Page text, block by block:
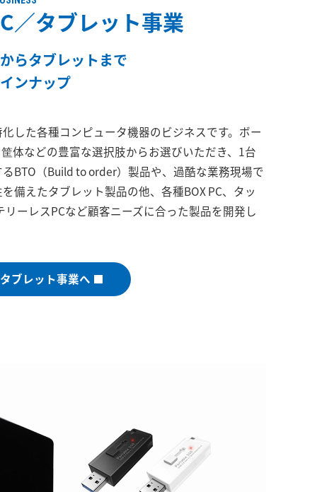
／タブレット事業
らタブレットまで
ンナップ
した各種コンピュータ機器のビジネスです。ボー
体などの豊富な選択肢からお選びいただき、1台
BTO（Build to order）製品や、過酷な業務現場で
備えたタブレット製品の他、各種BOX PC、タッ
リーレスPCなど顧客ニーズに合った製品を開発し
ブレット事業へ